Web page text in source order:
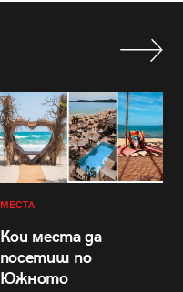
МЕСТА
Кои места да
посетиш по
Южното